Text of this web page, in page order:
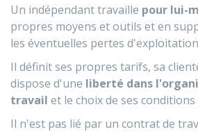
Un indépendant travaille pour lui-
propres moyens et outils et en
les éventuelles pertes
Il définit ses propres tarifs, sa
dispose d'une liberté dans
travail et le choix de ses conditions
Il n'est pas lié par un contrat de